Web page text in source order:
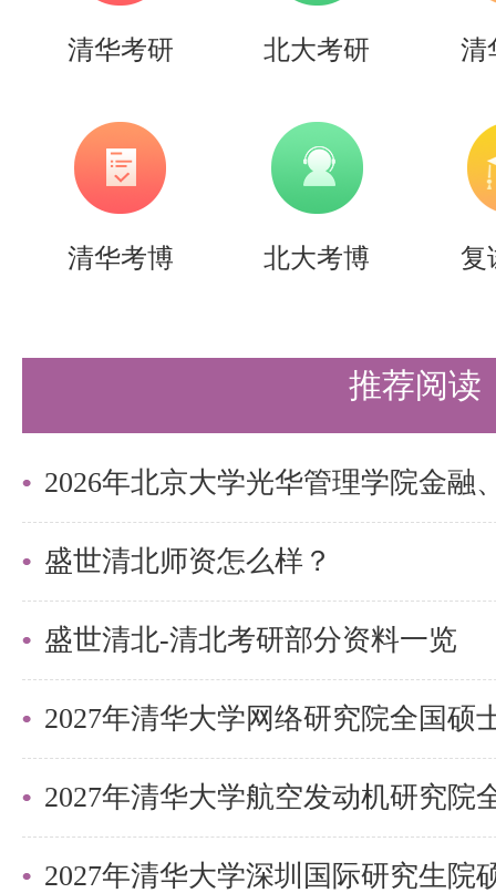
些积累和准备。
考生：初试与复试同等重要。因
的过程中即开展综合备考，例如
程中，已系统性融入复试备考相
进复试准备工作，以便从容应对
试启动后方才手忙脚乱、仓促上
重要提醒
况。考研政策、招生名额、考试
变化。备战2027年及以后的考生
发布的最新招生简章、专业目录
给2027考生的备考建议
1.多方收集信息，理性定位。 除
清华考研 北大考研 清
清华考博 北大考博 复
推荐阅读
盛世清北师资怎么样？
盛世清北-清北考研部分资料一览
2027年清华大学深圳国际研究生院